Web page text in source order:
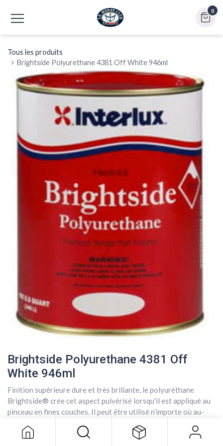
0
Tous les produits
Brightside Polyurethane 4381 Off White 946ml
Brightside Polyurethane 4381 Off
White 946ml
Finition supérieure dure et très brillante, le polyuréthane
Brightside® crée cet aspect pulvérisé lorsqu'il est appliqué au
pinceau en fines couches. Il peut être utilisé n’importe où au-
nettoyer, résiste aux taches et présente une grande résistance
Brightside Polyurethane 4381 Off
White 946ml
71,08$